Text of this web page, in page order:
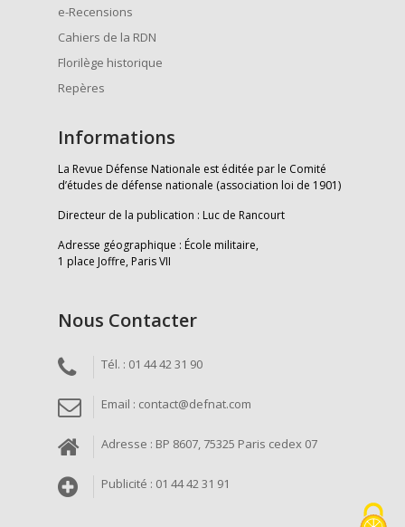
e-Recensions
Cahiers de la RDN
Florilège historique
Repères
Informations
La Revue Défense Nationale est éditée par le Comité
d’études de défense nationale (association loi de 1901)
Directeur de la publication : Luc de Rancourt
Adresse géographique : École militaire,
1 place Joffre, Paris VII
Nous Contacter
Tél. : 01 44 42 31 90
Email : contact@defnat.com
Adresse : BP 8607, 75325 Paris cedex 07
Publicité : 01 44 42 31 91